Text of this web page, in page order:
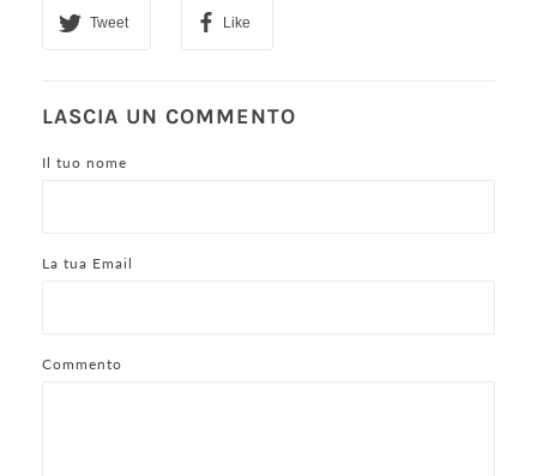
Tweet Like
LASCIA UN COMMENTO
Il tuo nome
La tua Email
Commento